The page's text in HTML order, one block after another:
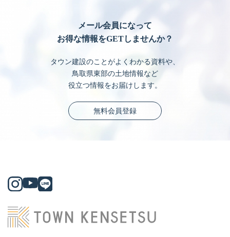
メール会員になって
お得な情報をGETしませんか？
タウン建設のことがよくわかる資料や、
鳥取県東部の土地情報など
役立つ情報をお届けします。
無料会員登録